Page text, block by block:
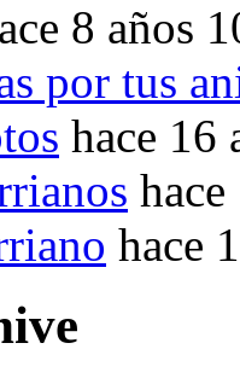
8 años
por tus
hace 16
hace